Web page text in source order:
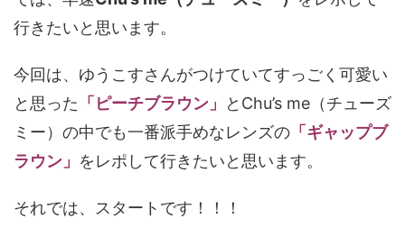
行きたいと思います。
今回は、ゆうこすさんがつけていてすっごく可愛い
と思った 「ピーチブラウン」
とChu’s me（チューズ
ミー）の中でも一番派手めなレンズの 「ギャップブ
ラウン」 をレポして行きたいと思います。
それでは、スタートです！！！